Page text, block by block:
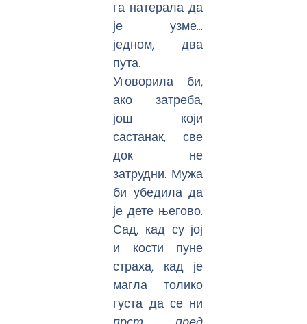
га натерала да
је узме…
једном, два
пута.
Уговорила би,
ако затреба,
још који
састанак, све
док не
затрудни. Мужа
би убедила да
је дете његово.
Сад, кад су јој
и кости пуне
страха, кад је
магла толико
густа да се ни